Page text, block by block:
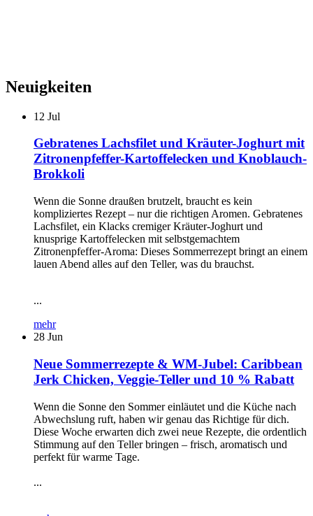
Neuigkeiten
12 Jul
Gebratenes Lachsfilet und Kräuter-Joghurt mit
Zitronenpfeffer-Kartoffelecken und Knoblauch-
Brokkoli
Wenn die Sonne draußen brutzelt, braucht es kein
kompliziertes Rezept – nur die richtigen Aromen. Gebratenes
Lachsfilet, ein Klacks cremiger Kräuter-Joghurt und
knusprige Kartoffelecken mit selbstgemachtem
Zitronenpfeffer-Aroma: Dieses Sommerrezept bringt an einem
lauen Abend alles auf den Teller, was du brauchst.
...
mehr
28 Jun
Neue Sommerrezepte & WM-Jubel: Caribbean
Jerk Chicken, Veggie-Teller und 10 % Rabatt
Wenn die Sonne den Sommer einläutet und die Küche nach
Abwechslung ruft, haben wir genau das Richtige für dich.
Diese Woche erwarten dich zwei neue Rezepte, die ordentlich
Stimmung auf den Teller bringen – frisch, aromatisch und
perfekt für warme Tage.
...